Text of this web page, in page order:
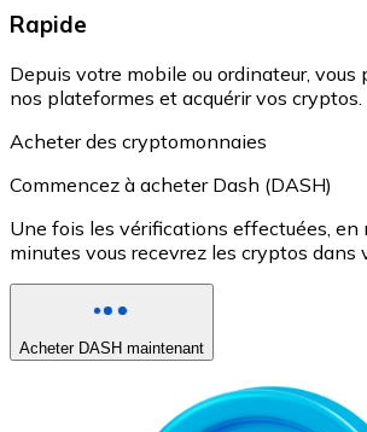
Rapide
Depuis votre mobile ou ordinateur, vous
nos plateformes et acquérir vos cryptos.
Acheter des cryptomonnaies
Commencez à acheter Dash (DASH)
Une fois les vérifications effectuées, en
minutes vous recevrez les cryptos dans
Acheter DASH maintenant